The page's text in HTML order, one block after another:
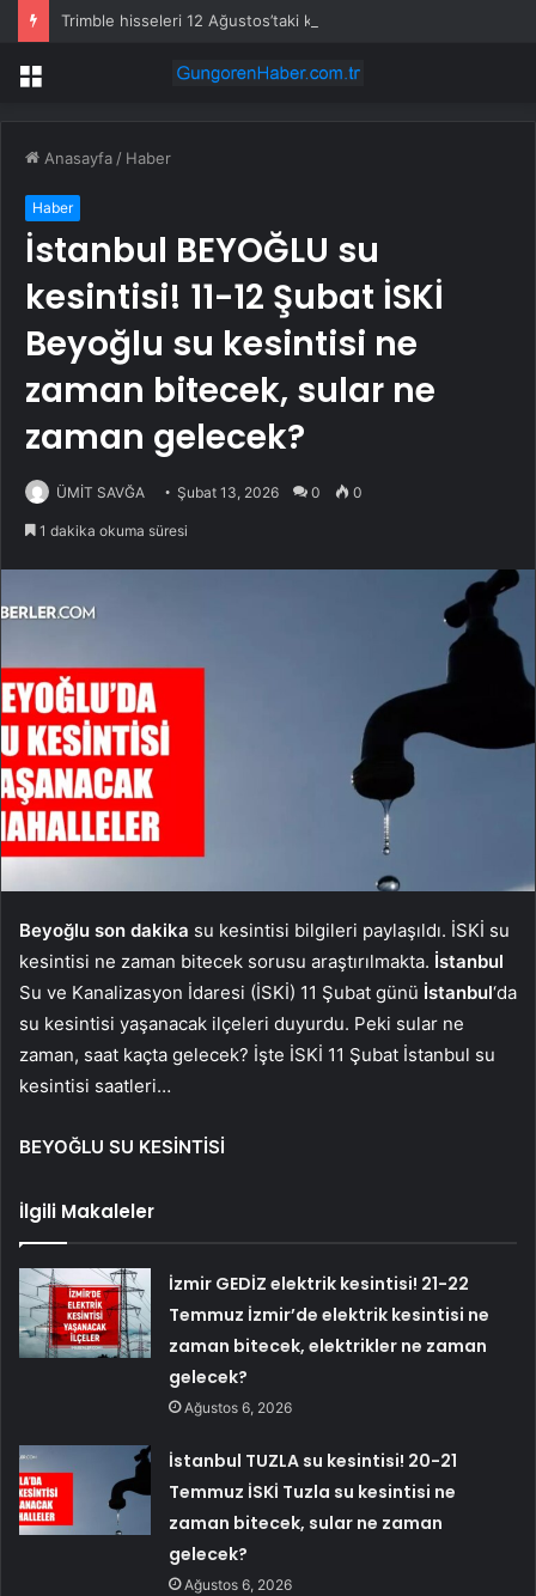
Trimble hisseleri 12 Ağustos’taki kârda %6 hareket edebilir
Menü
Anasayfa / Haber
Haber
İstanbul BEYOĞLU su
kesintisi! 11-12 Şubat İSKİ
Beyoğlu su kesintisi ne
zaman bitecek, sular ne
zaman gelecek?
ÜMİT SAVĞA Şubat 13, 2026 0 0
1 dakika okuma süresi
Beyoğlu son dakika su kesintisi bilgileri paylaşıldı. İSKİ su
kesintisi ne zaman bitecek sorusu araştırılmakta. İstanbul
Su ve Kanalizasyon İdaresi (İSKİ) 11 Şubat günü İstanbul‘da
su kesintisi yaşanacak ilçeleri duyurdu. Peki sular ne
zaman, saat kaçta gelecek? İşte İSKİ 11 Şubat İstanbul su
kesintisi saatleri…
BEYOĞLU SU KESİNTİSİ
İlgili Makaleler
İzmir GEDİZ elektrik kesintisi! 21-22
Temmuz İzmir’de elektrik kesintisi ne
zaman bitecek, elektrikler ne zaman
gelecek?
Ağustos 6, 2026
İstanbul TUZLA su kesintisi! 20-21
Temmuz İSKİ Tuzla su kesintisi ne
zaman bitecek, sular ne zaman
gelecek?
Ağustos 6, 2026